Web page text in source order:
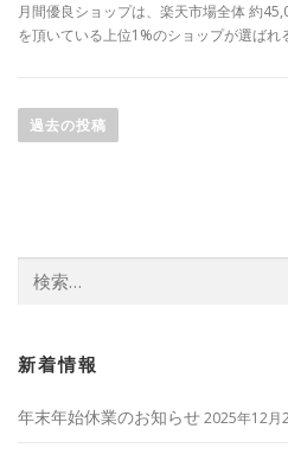
月間優良ショップは、楽天市場全体 約
を頂いている上位1%のショップが選ばれ
稿
シ
過去の投稿
索:
新着情報
年末年始休業のお知らせ2025年12月